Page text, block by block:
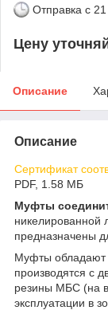
Отправка с
Цену
Описание
Описание
Сертификат
PDF, 1.58 МБ
Муфты
никелированной
предназначены
Муфты обладают
производятся с
резины МБС (на
эксплуатации в